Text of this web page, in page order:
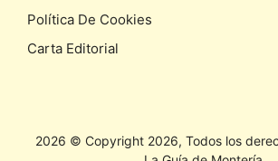
Política De Cookies
Carta Editorial
2026 © Copyright 2026, Todos los